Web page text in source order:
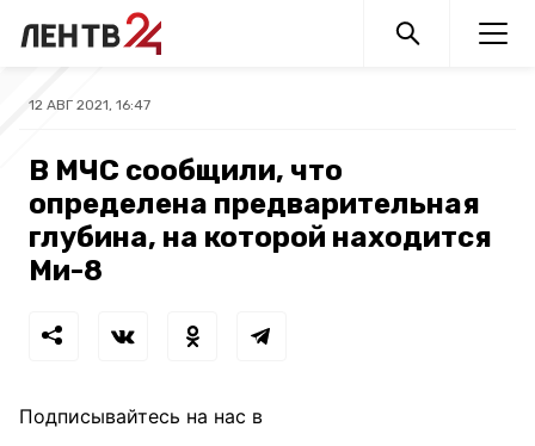
12 АВГ 2021, 16:47
В МЧС сообщили, что
определена предварительная
глубина, на которой находится
Ми-8
Подписывайтесь на нас в